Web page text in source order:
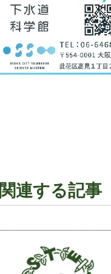
関連する記事